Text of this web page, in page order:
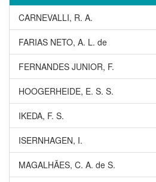
CARNEVALLI, R. A.
FARIAS NETO, A. L. de
FERNANDES JUNIOR, F.
HOOGERHEIDE, E. S. S.
IKEDA, F. S.
ISERNHAGEN, I.
MAGALHÃES, C. A. de S.